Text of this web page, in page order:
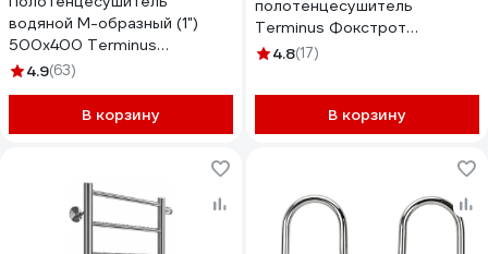
водяной М-образный (1")
500x400 Terminus
4620768881138
4.9(63)
В корзину
полотенцесушитель
Terminus Фокстрот
500*500
4.8(17)
В корзину